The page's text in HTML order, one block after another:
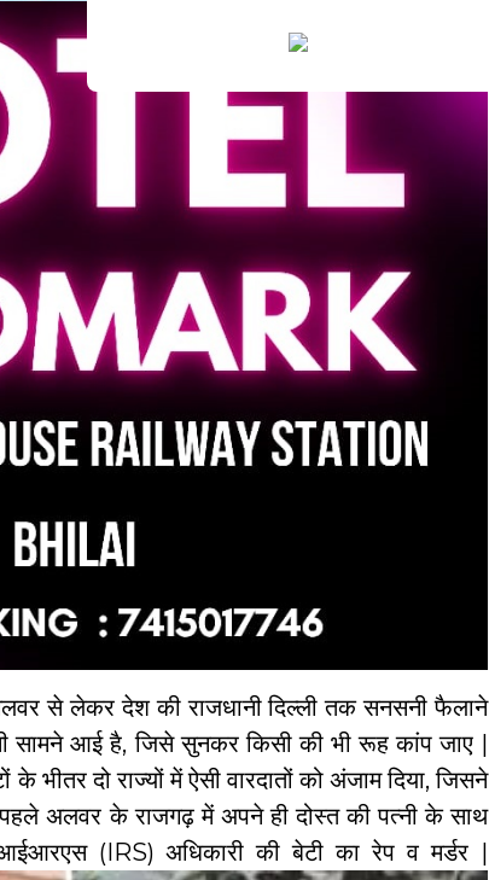
से लेकर देश की राजधानी दिल्ली तक सनसनी फैलाने
सामने आई है, जिसे सुनकर किसी की भी रूह कांप जाए |
भीतर दो राज्यों में ऐसी वारदातों को अंजाम दिया, जिसने
अलवर के राजगढ़ में अपने ही दोस्त की पत्नी के साथ
(IRS) अधिकारी की बेटी का रेप व मर्डर |